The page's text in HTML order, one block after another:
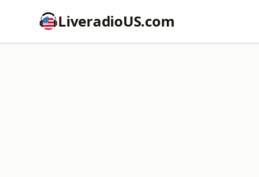
LiveradioUS.com